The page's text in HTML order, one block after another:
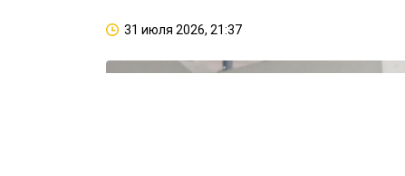
31 июля 2026, 21:37